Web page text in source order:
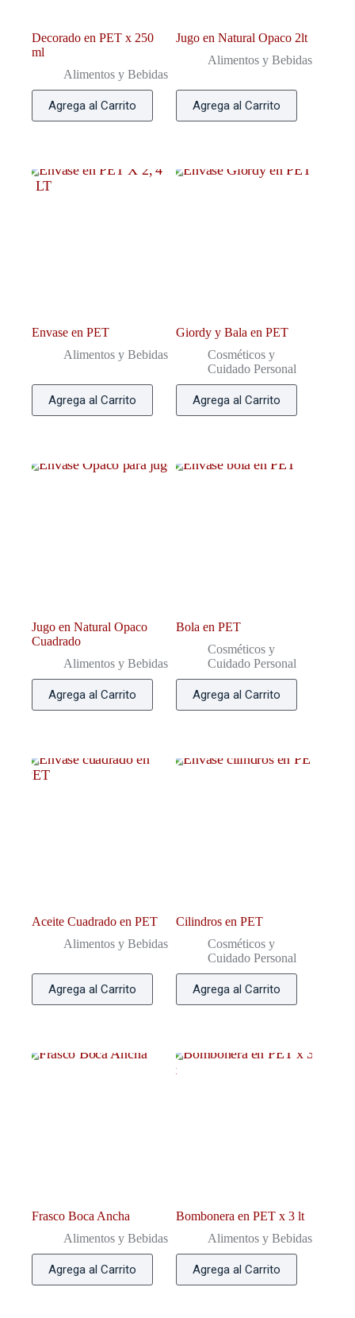
Decorado en PET x 250
ml
Alimentos y Bebidas
Agrega al Carrito
Jugo en Natural Opaco 2lt
Alimentos y Bebidas
Agrega al Carrito
Envase en PET
Alimentos y Bebidas
Agrega al Carrito
Giordy y Bala en PET
Cosméticos y
Cuidado Personal
Agrega al Carrito
Jugo en Natural Opaco
Cuadrado
Alimentos y Bebidas
Agrega al Carrito
Bola en PET
Cosméticos y
Cuidado Personal
Agrega al Carrito
Aceite Cuadrado en PET
Alimentos y Bebidas
Agrega al Carrito
Cilindros en PET
Cosméticos y
Cuidado Personal
Agrega al Carrito
Frasco Boca Ancha
Alimentos y Bebidas
Agrega al Carrito
Bombonera en PET x 3 lt
Alimentos y Bebidas
Agrega al Carrito